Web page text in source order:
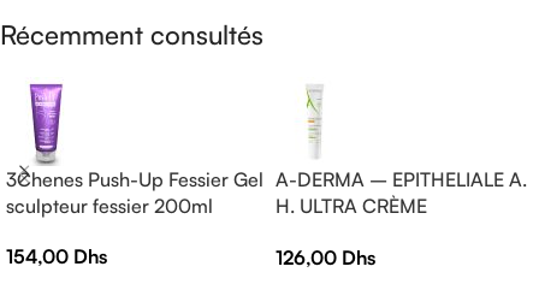
Récemment consultés
3Chenes Push-Up Fessier Gel
sculpteur fessier 200ml
154,00 Dhs
A-DERMA – EPITHELIALE A.
H. ULTRA CRÈME
— Crème réparatrice —
126,00 Dhs